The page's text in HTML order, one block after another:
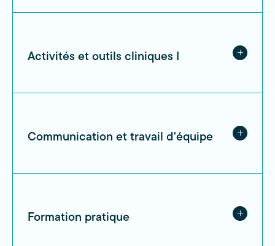
Activités et outils cliniques I
Communication et travail d'équipe
Formation pratique